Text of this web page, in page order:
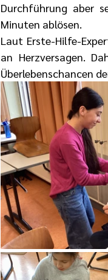
Durchführung aber
Minuten ablösen.
Laut Erste-Hilfe-
an Herzversagen.
Überlebenschancen